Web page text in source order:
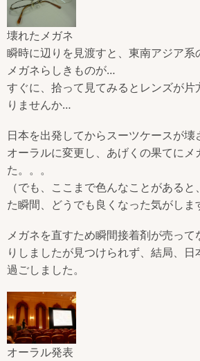
壊れたメガネ
瞬時に辺りを見渡すと、東南アジア系
メガネらしきものが…
すぐに、拾って見てみるとレンズが片
りませんか…
日本を出発してからスーツケースが壊
オーラルに変更し、あげくの果てにメ
た。。。
（でも、ここまで色んなことがある
た瞬間、どうでも良くなった気がしま
メガネを直すため瞬間接着剤が売って
りしましたが見つけられず、結局、
過ごしました。
オーラル発表